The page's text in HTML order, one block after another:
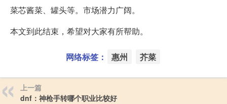
菜芯酱菜、罐头等。市场潜力广阔。
本文到此结束，希望对大家有所帮助。
网络标签： 惠州 芥菜
上一篇
dnf：神枪手转哪个职业比较好